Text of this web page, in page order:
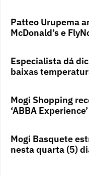
Patteo Urupema
McDonald’s e
Especialista dá
baixas
Mogi Shopping
‘ABBA Experience’
Mogi Basquete
nesta quarta (5)